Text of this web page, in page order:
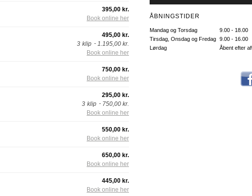
395,00 kr.
Book online her
495,00 kr.
3 klip
1.195,00 kr.
Book online her
750,00 kr.
Book online her
295,00 kr.
3 klip
750,00 kr.
Book online her
550,00 kr.
Book online her
650,00 kr.
Book online her
445,00 kr.
Book online her
ÅBNINGSTIDER
Mandag og Torsdag
9.00 - 18.00
Tirsdag, Onsdag og Fredag 9.00 - 16.00
Lørdag
Åbent efter